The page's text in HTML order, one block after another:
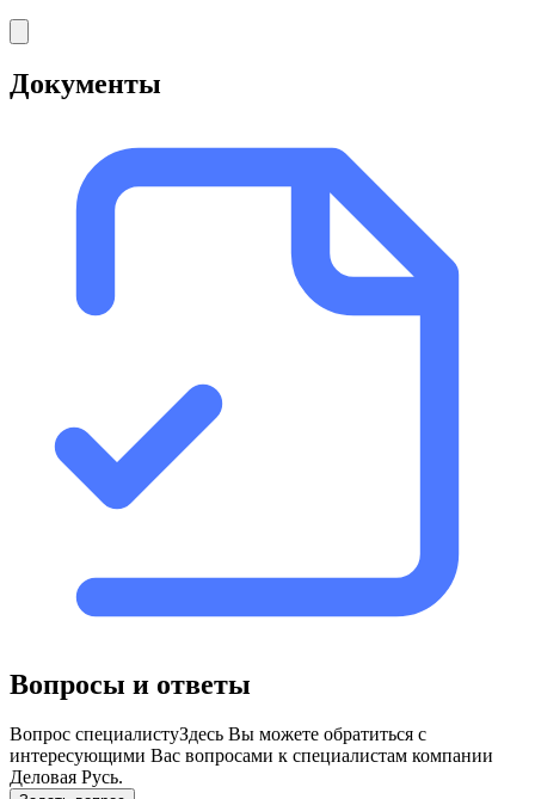
Документы
Вопросы и ответы
Вопрос специалистуЗдесь Вы можете обратиться с
интересующими Вас вопросами к специалистам компании
Деловая Русь.